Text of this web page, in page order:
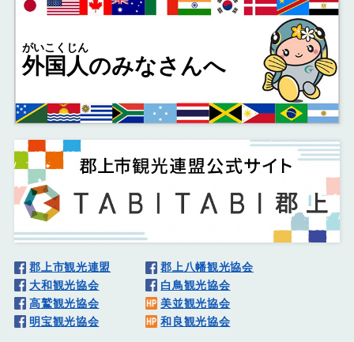
外国人
がいこくじん
のみなさんへ
郡上市観光連盟
郡上八幡観光協会
大和観光協会
白鳥観光協会
高鷲観光協会
美並観光協会
明宝観光協会
和良観光協会